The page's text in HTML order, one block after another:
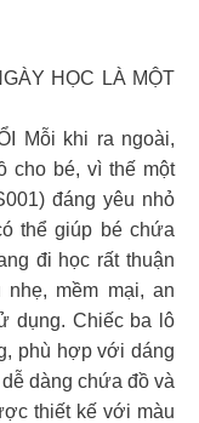
HỌC LÀ MỘT
Mỗi khi ra ngoài,
cho bé, vì thế một
đáng yêu nhỏ
thể giúp bé chứa
đi học rất thuận
mềm mại, an
dụng. Chiếc ba lô
phù hợp với dáng
dàng chứa đồ và
thiết kế với màu